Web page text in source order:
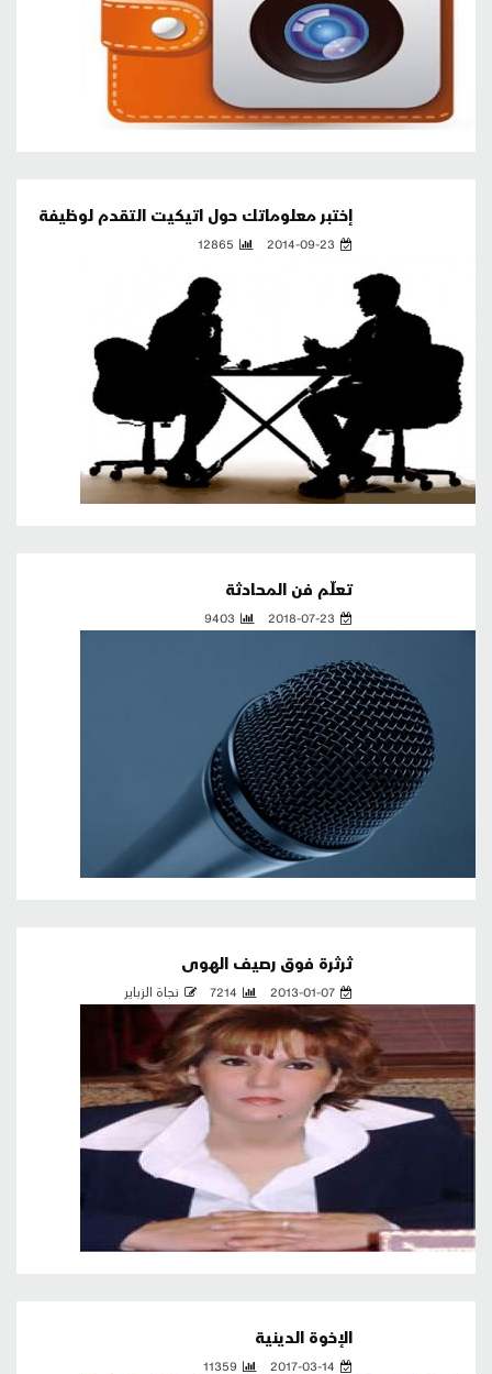
إختبر معلوماتك حول اتيكيت التقدم لوظيفة
2014-09-23
12865
تعلّم فن المحادثة
2018-07-23
9403
ثرثرة فوق رصيف الهوى
2013-01-07
7214 نجاة الزباير
الإخوة الدينية
2017-03-14
11359